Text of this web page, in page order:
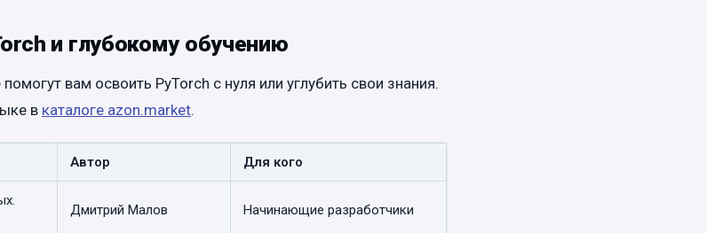
и глубокому обучению
вам освоить PyTorch с нуля или углубить свои знания.
в каталоге azon.market.
Автор Для кого
Дмитрий Малов Начинающие разработчики